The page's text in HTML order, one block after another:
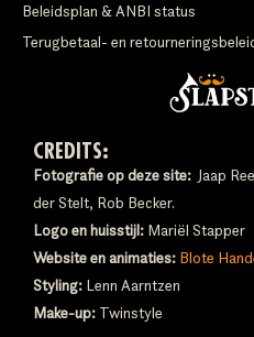
Beleidsplan & ANBI status
Terugbetaal- en
CREDITS:
Fotografie op deze site: Jaap
der Stelt, Rob Becker.
Logo en huisstijl: Mariël Stapper
Website en animaties: Blote
Styling: Lenn Aarntzen
Make-up: Twinstyle